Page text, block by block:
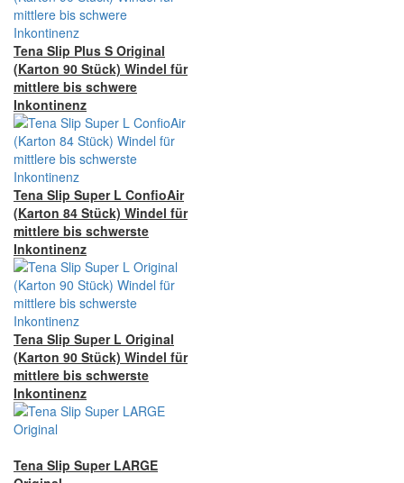
Tena Slip Plus S Original
(Karton 90 Stück) Windel für
mittlere bis schwere
Inkontinenz
Tena Slip Super L ConfioAir
(Karton 84 Stück) Windel für
mittlere bis schwerste
Inkontinenz
Tena Slip Super L Original
(Karton 90 Stück) Windel für
mittlere bis schwerste
Inkontinenz
Tena Slip Super LARGE